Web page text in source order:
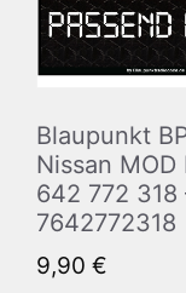
Blaupunkt
Nissan MOD
642 772 318
7642772318
9,90 €